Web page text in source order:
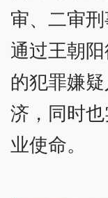
审、二审
通过王朝
的犯罪嫌
济，同时
业使命。